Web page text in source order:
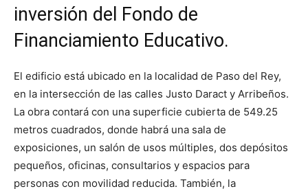
inversión del Fondo de
Financiamiento Educativo.
El edificio está ubicado en la localidad de Paso del Rey,
en la intersección de las calles Justo Daract y Arribeños.
La obra contará con una superficie cubierta de 549.25
metros cuadrados, donde habrá una sala de
exposiciones, un salón de usos múltiples, dos depósitos
pequeños, oficinas, consultarios y espacios para
personas con movilidad reducida. También, la